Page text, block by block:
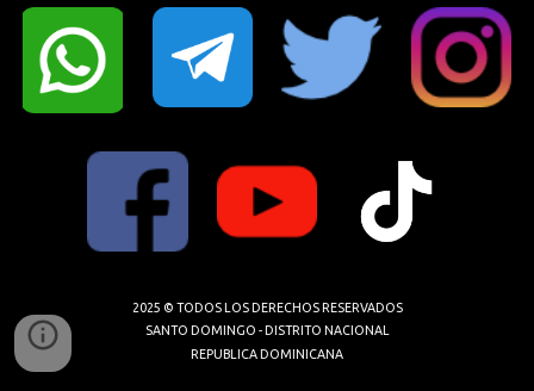
2025 © TODOS LOS DERECHOS RESERVADOS
SANTO DOMINGO - DISTRITO NACIONAL
REPUBLICA DOMINICANA